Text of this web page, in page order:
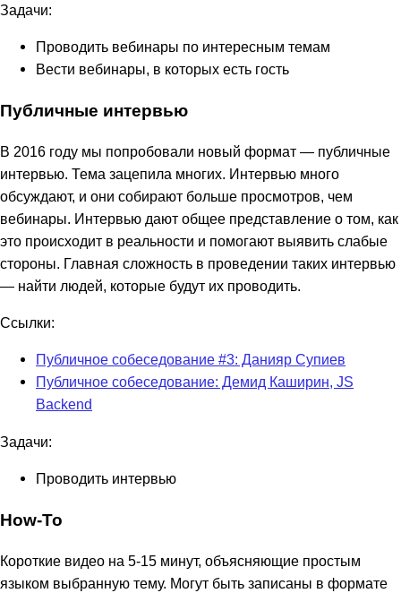
Задачи:
Проводить вебинары по интересным темам
Вести вебинары, в которых есть гость
Публичные интервью
В 2016 году мы попробовали новый формат — публичные
интервью. Тема зацепила многих. Интервью много
обсуждают, и они собирают больше просмотров, чем
вебинары. Интервью дают общее представление о том, как
это происходит в реальности и помогают выявить слабые
стороны. Главная сложность в проведении таких интервью
— найти людей, которые будут их проводить.
Ссылки:
Публичное собеседование #3: Данияр Супиев
Публичное собеседование: Демид Каширин, JS
Backend
Задачи:
Проводить интервью
How-To
Короткие видео на 5-15 минут, объясняющие простым
языком выбранную тему. Могут быть записаны в формате